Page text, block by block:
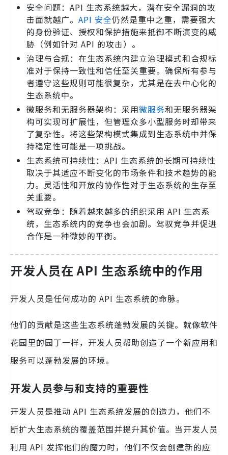
安全问题：API 生态系统越大，潜在安全漏洞的攻
击面就越广。 API 安全仍然是重中之重，需要强大
的身份验证、授权和保护措施来抵御不断演变的威
胁（例如针对 API 的攻击）。
治理与合规：在生态系统内建立治理模式和合规标
准对于保持一致性和信任至关重要。确保所有参与
者遵守这些规则可能很复杂，尤其是在去中心化的
生态系统中。
微服务和无服务器架构：采用微服务和无服务器架
构可实现可扩展性，但管理众多小型服务时却带来
了复杂性。将这些架构模式集成到生态系统中并保
持稳定性可能是一项挑战。
生态系统可持续性：API 生态系统的长期可持续性
取决于其适应不断变化的市场条件和技术趋势的能
力。灵活性和开放的协作性对于生态系统的生存至
关重要。
驾驭竞争：随着越来越多的组织采用 API 生态系
统，生态系统内的竞争也会加剧。驾驭竞争并促进
合作是一种微妙的平衡。
开发人员在 API 生态系统中的作用
开发人员是任何成功的 API 生态系统的命脉。
他们的贡献是这些生态系统蓬勃发展的关键。就像软件
花园里的园丁一样，开发人员帮助创造了一个新应用和
服务可以蓬勃发展的环境。
开发人员参与和支持的重要性
开发人员是推动 API 生态系统发展的创造力，他们不
断扩大生态系统的覆盖范围并提升其价值。当开发人员
利用 API 发挥他们的魔力时，他们不仅会创建新的应